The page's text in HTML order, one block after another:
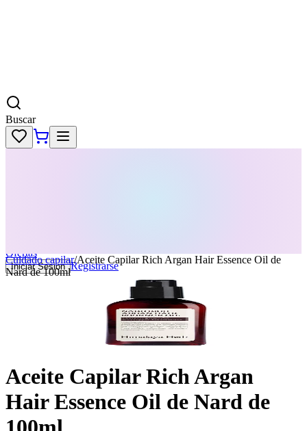
Buscar
Ofertas
Iniciar Sesion Registrarse
Cuidado capilar/Aceite Capilar Rich Argan Hair Essence Oil de
Nard de 100ml
Aceite Capilar Rich Argan
Hair Essence Oil de Nard de